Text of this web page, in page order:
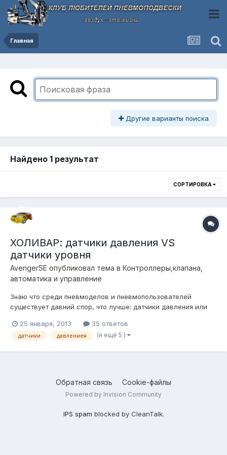
Главная
Другие варианты поиска
Найдено 1 результат
СОРТИРОВКА
ХОЛИВАР: датчики давления VS
датчики уровня
AvengerSE опубликовал тема в Контроллеры,клапана,
автоматика и управление
Знаю что среди пневмоделов и пневмопользователей
существует давний спор, что лучше: датчики давления или
и других, а в процессе спора родится ИСТИНА. У меня стоят
датчики давления, н оя бы с удовольствием попробовал
25 января, 2013 35 ответов
датчики давлениея (и ещё 5 )
Обратная связь Cookie-файлы
Powered by Invision Community
IPS spam blocked by CleanTalk.